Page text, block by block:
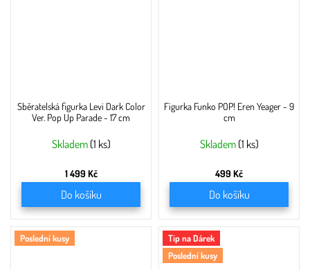
Sběratelská figurka Levi Dark Color
Ver. Pop Up Parade - 17 cm
Skladem (1 ks)
1 499 Kč
Do košíku
Figurka Funko POP! Eren Yeager - 9
cm
Skladem (1 ks)
499 Kč
Do košíku
Poslední kusy
Tip na Dárek
Poslední kusy